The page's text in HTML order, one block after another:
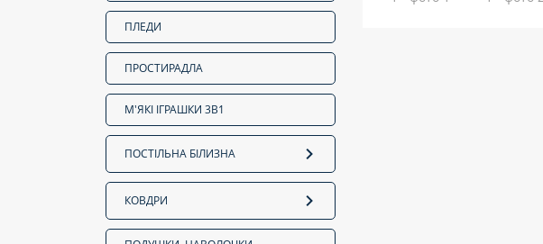
ПЛЕДИ
ПРОСТИРАДЛА
М'ЯКІ ІГРАШКИ 3В1
ПОСТІЛЬНА БІЛИЗНА
КОВДРИ